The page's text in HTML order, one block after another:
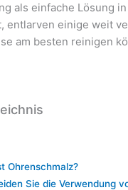
als einfache Lösung
entlarven einige weit
am besten reinigen
Ohrenschmalz?
Sie die Verwendung